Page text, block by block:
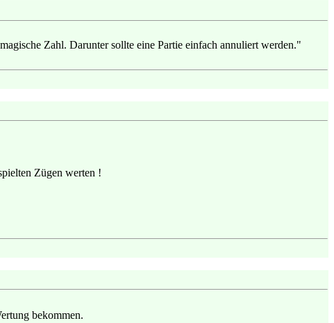
Zahl. Darunter sollte eine Partie einfach annuliert werden."
Zügen werten !
bekommen.